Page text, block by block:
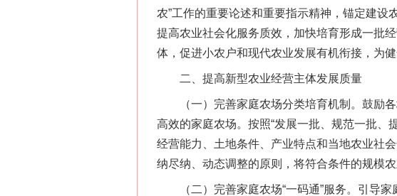
农”工作的重要论述和重要指示精神，锚定建
提高农业社会化服务质效，加快培育形成一批
体，促进小农户和现代农业发展有机衔接，为
二、提高新型农业经营主体发展质量
（一）完善家庭农场分类培育机制。鼓励各
高效的家庭农场。按照“发展一批、规范一批、
经营能力、土地条件、产业特点和当地农业社
纳尽纳、动态调整的原则，将符合条件的规模
（二）完善家庭农场“一码通”服务。引导家